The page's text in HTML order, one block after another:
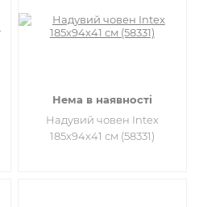
Нема в наявності
Надувий човен Intex
185х94х41 см (58331)